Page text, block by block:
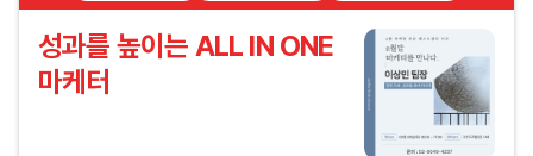
성과를 높이는 ALL IN ONE
마케터